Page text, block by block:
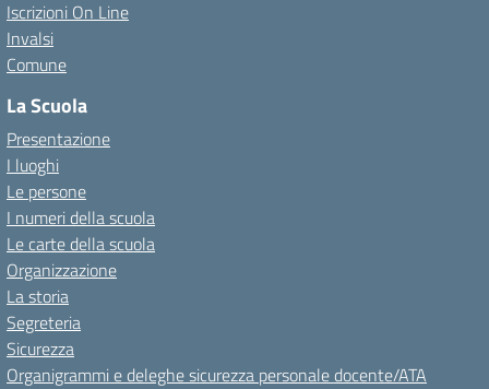
Iscrizioni On Line
Invalsi
Comune
La Scuola
Presentazione
I luoghi
Le persone
I numeri della scuola
Le carte della scuola
Organizzazione
La storia
Segreteria
Sicurezza
Organigrammi e deleghe sicurezza personale docente/ATA